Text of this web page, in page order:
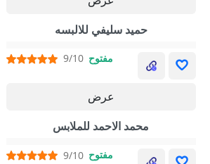
حميد سليفي للالبسه
9/10 مفتوح
عرض
محمد الاحمد للملابس
9/10 مفتوح